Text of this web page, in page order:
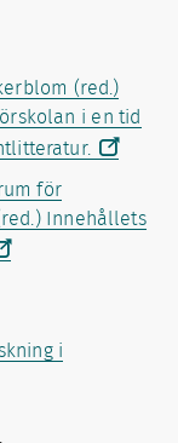
(red.)
i en tid
för
Innehållets
i